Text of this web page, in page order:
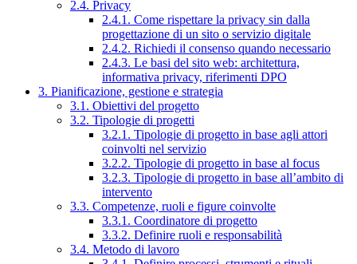
2.4. Privacy
2.4.1. Come rispettare la privacy sin dalla
progettazione di un sito o servizio digitale
2.4.2. Richiedi il consenso quando necessario
2.4.3. Le basi del sito web: architettura,
informativa privacy, riferimenti DPO
3. Pianificazione, gestione e strategia
3.1. Obiettivi del progetto
3.2. Tipologie di progetti
3.2.1. Tipologie di progetto in base agli attori
coinvolti nel servizio
3.2.2. Tipologie di progetto in base al focus
3.2.3. Tipologie di progetto in base all’ambito di
intervento
3.3. Competenze, ruoli e figure coinvolte
3.3.1. Coordinatore di progetto
3.3.2. Definire ruoli e responsabilità
3.4. Metodo di lavoro